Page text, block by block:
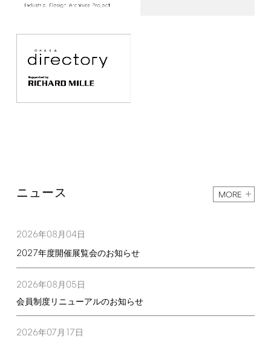
ニュース MORE
2026年08月 04日
2027年度開催展覧会のお知らせ
2026年08月 05日
会員制度リニューアルのお知らせ
2026年07月 17日